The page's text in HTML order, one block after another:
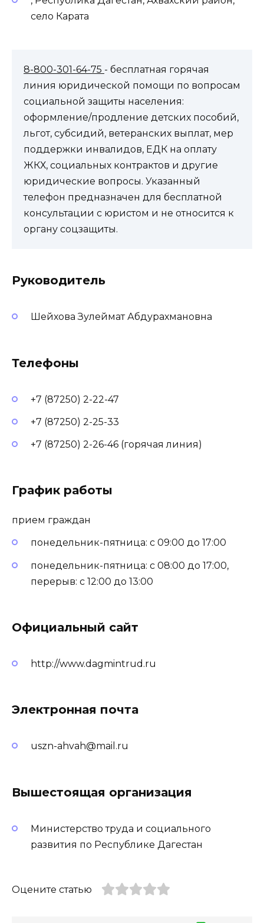
село Карата
8-800-301-64-75 - бесплатная горячая
линия юридической помощи по вопросам
социальной защиты населения:
оформление/продление детских пособий,
льгот, субсидий, ветеранских выплат, мер
поддержки инвалидов, ЕДК на оплату
ЖКХ, социальных контрактов и другие
юридические вопросы. Указанный
телефон предназначен для бесплатной
консультации с юристом и не относится к
органу соцзащиты.
Руководитель
Шейхова Зулеймат Абдурахмановна
Телефоны
+7 (87250) 2-22-47
+7 (87250) 2-25-33
+7 (87250) 2-26-46 (горячая линия)
График работы
прием граждан
понедельник-пятница: с 09:00 до 17:00
понедельник-пятница: с 08:00 до 17:00,
перерыв: с 12:00 до 13:00
Официальный сайт
http://www.dagmintrud.ru
Электронная почта
uszn-ahvah@mail.ru
Вышестоящая организация
Министерство труда и социального
развития по Республике Дагестан
Оцените статью